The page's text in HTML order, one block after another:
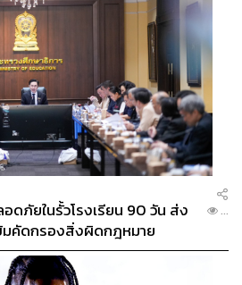
ดภัยในรั้วโรงเรียน 90 วัน ส่ง
คัดกรองสิ่งผิดกฎหมาย
...